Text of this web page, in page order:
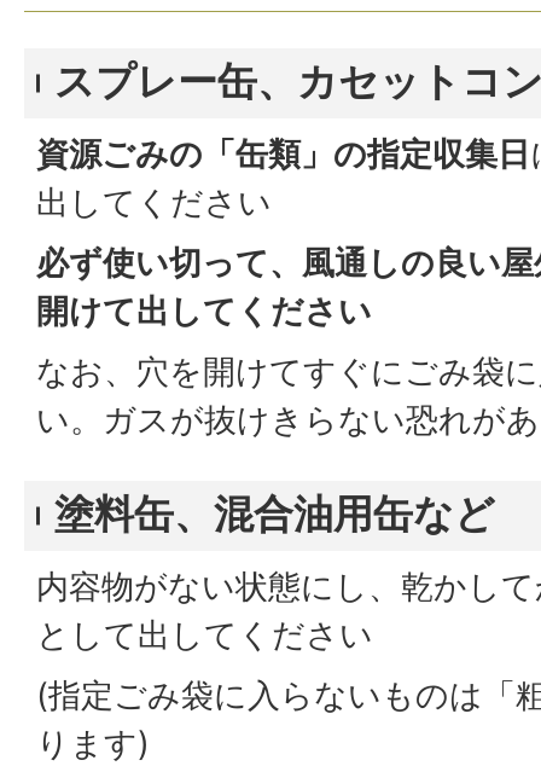
スプレー缶、カセットコ
資源ごみの「缶類」の指定収集日
出してください
必ず使い切って、風通しの良い
開けて出してください
なお、穴を開けてすぐにごみ袋
い。ガスが抜けきらない恐れが
塗料缶、混合油用缶など
内容物がない状態にし、乾かし
として出してください
(指定ごみ袋に入らないものは「
ります)